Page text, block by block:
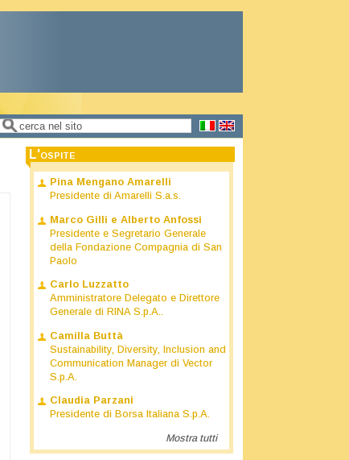
Form di ricerca
Cerca
L'ospite
Pina Mengano Amarelli
Presidente di Amarelli S.a.s.
Marco Gilli e Alberto Anfossi
Presidente e Segretario Generale
della Fondazione Compagnia di San
Paolo
Carlo Luzzatto
Amministratore Delegato e Direttore
Generale di RINA S.p.A..
Camilla Buttà
Sustainability, Diversity, Inclusion and
Communication Manager di Vector
S.p.A.
Claudia Parzani
Presidente di Borsa Italiana S.p.A.
Mostra tutti